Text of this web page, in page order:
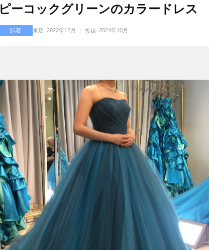
ピーコックグリーンのカラードレス
試着 来店 2022年12月 投稿 2024年10月